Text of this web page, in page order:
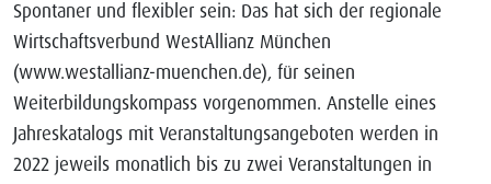
Spontaner und flexibler sein: Das hat sich der regionale
Wirtschaftsverbund WestAllianz München
(www.westallianz-muenchen.de), für seinen
Weiterbildungskompass vorgenommen. Anstelle eines
Jahreskatalogs mit Veranstaltungsangeboten werden in
2022 jeweils monatlich bis zu zwei Veranstaltungen in